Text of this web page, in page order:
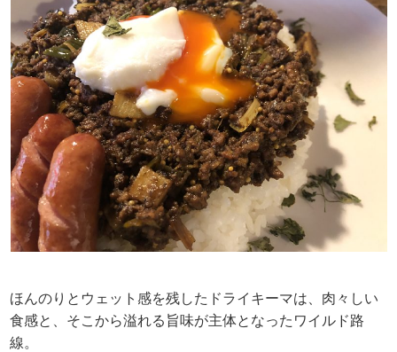
ほんのりとウェット感を残したドライキーマは、肉々しい
食感と、そこから溢れる旨味が主体となったワイルド路
線。